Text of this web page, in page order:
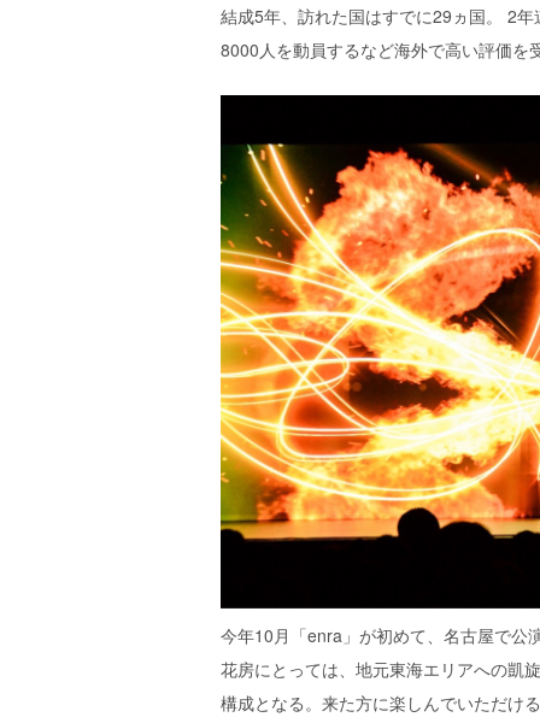
結成5年、訪れた国はすでに29ヵ国。 2
8000人を動員するなど海外で高い評価を
今年10月「enra」が初めて、名古屋で公
花房にとっては、地元東海エリアへの凱
構成となる。来た方に楽しんでいただけ